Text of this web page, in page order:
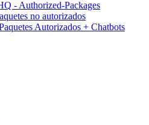
- Authorized-Packages
no autorizados
Autorizados + Chatbots